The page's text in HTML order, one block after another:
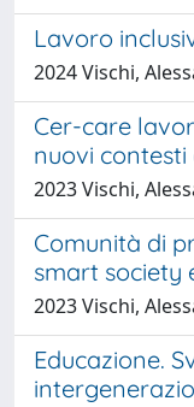
Lavoro
2024 Vischi,
Cer-care
nuovi
2023 Vischi,
Comunità di
smart society
2023 Vischi,
Educazione.